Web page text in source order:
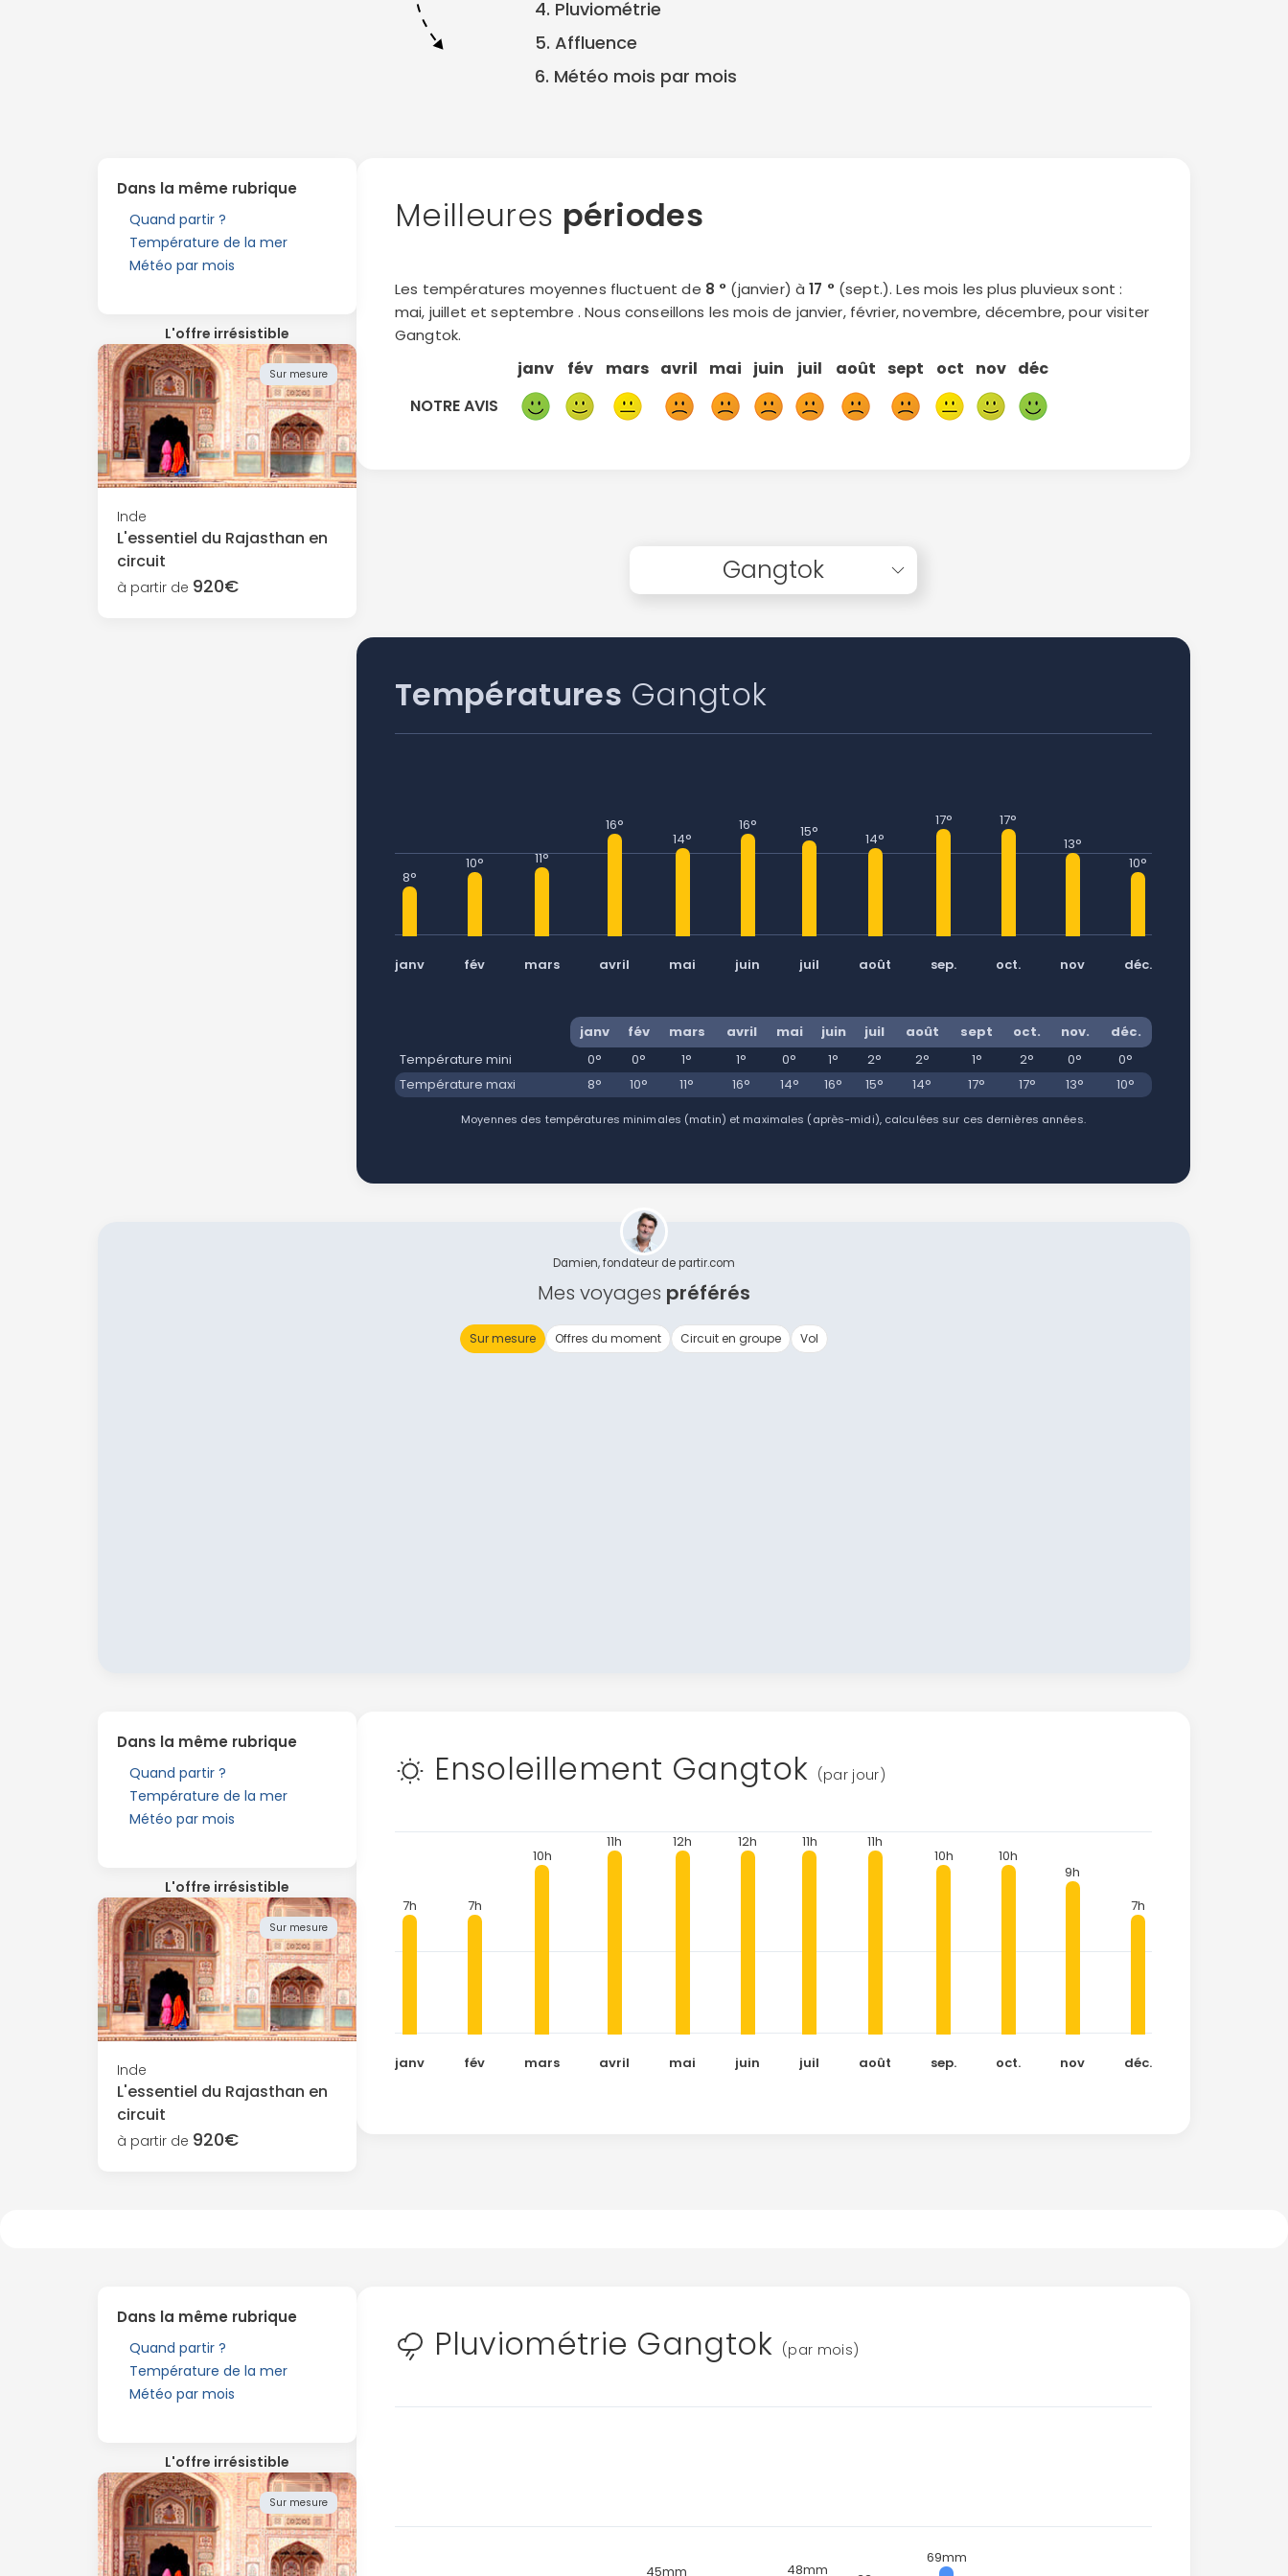
4. Pluviométrie
5. Affluence
6. Météo mois par mois
Dans la même rubrique
Quand partir ?
Température de la mer
Météo par mois
L'offre irrésistible
Inde
L'essentiel du Rajasthan en
circuit
à partir de 920€
Sur mesure
Meilleures périodes
Les températures moyennes fluctuent de 8 ° (janvier) à17 ° (sept.). Les mois les plus pluvieux sont :
mai, juillet et septembre . Nous conseillons les mois de janvier, février, novembre, décembre, pour visiter
Gangtok.
janv fév mars avril mai juin juil août sept oct nov déc
NOTRE AVIS
Gangtok
Températures Gangtok
janv
8°
fév
10°
mars
11°
avril
16°
mai
14°
juin
16°
juil
15°
août
14°
sep.
17°
oct.
17°
nov
13°
déc.
10°
janv fév mars avril mai juin juil août sept oct. nov.
déc.
Température mini
0° 0° 1° 1° 0° 1° 2° 2° 1° 2° 0°
0°
Température maxi
8° 10° 11° 16° 14° 16° 15° 14° 17° 17° 13° 10°
Moyennes des températures minimales (matin) et maximales (après-midi), calculées sur ces dernières années.
Damien, fondateur de partir.com
Mes voyages préférés
Sur mesure Offres du moment Circuit en groupe Vol
Dans la même rubrique
Quand partir ?
Température de la mer
Météo par mois
L'offre irrésistible
Inde
L'essentiel du Rajasthan en
circuit
à partir de 920€
Sur mesure
Ensoleillement Gangtok (par jour)
janv
7h
fév
7h
mars
10h
avril
11h
mai
12h
juin
12h
juil
11h
août
11h
sep.
10h
oct.
10h
nov
9h
déc.
7h
Dans la même rubrique
Quand partir ?
Température de la mer
Météo par mois
L'offre irrésistible
Sur mesure
Pluviométrie Gangtok (par mois)
45mm 48mm
69mm
Continuer avec Apple
ou connectez-vous par mail